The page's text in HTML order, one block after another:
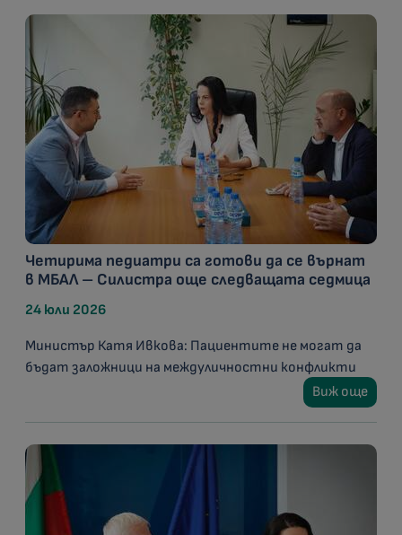
Четирима педиатри са готови да се върнат
в МБАЛ – Силистра още следващата седмица
24 юли 2026
Министър Катя Ивкова: Пациентите не могат да
бъдат заложници на междуличностни конфликти
Виж още